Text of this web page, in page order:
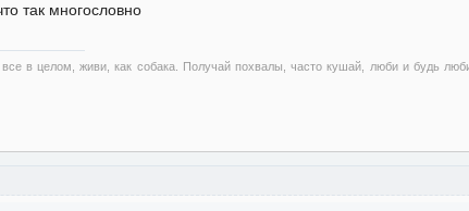
так многословно
все в целом, живи, как собака. Получай похвалы, часто кушай, люби и будь